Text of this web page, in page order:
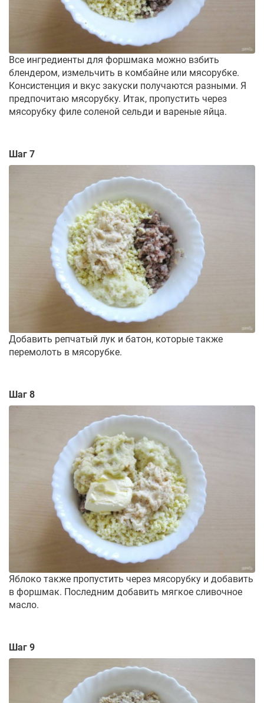
Все ингредиенты для форшмака можно взбить
блендером, измельчить в комбайне или мясорубке.
Консистенция и вкус закуски получаются разными. Я
предпочитаю мясорубку. Итак, пропустить через
мясорубку филе соленой сельди и вареные яйца.
Шаг 7
Добавить репчатый лук и батон, которые также
перемолоть в мясорубке.
Шаг 8
Яблоко также пропустить через мясорубку и добавить
в форшмак. Последним добавить мягкое сливочное
масло.
Шаг 9